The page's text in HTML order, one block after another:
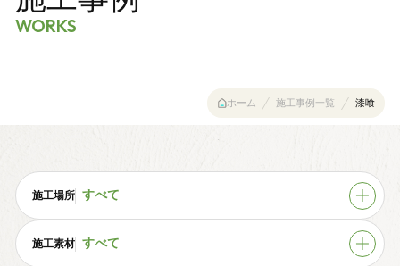
WORKS
ホーム 施工事例一覧 漆喰
施工場所 すべて
すべて
施工素材 すべて